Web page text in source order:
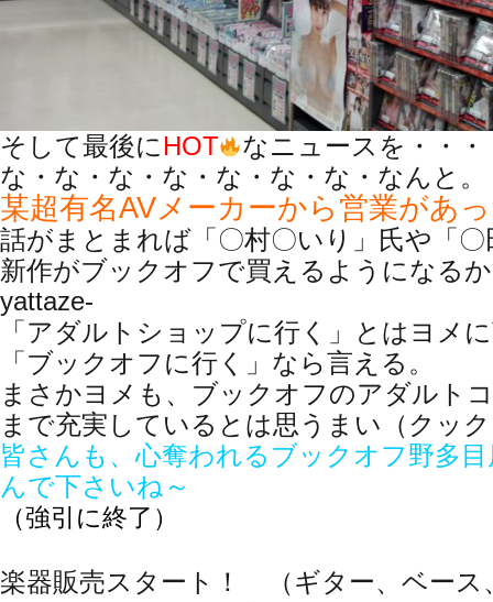
そして最後に HOT
なニュースを・・・
な・な・な・な・な・な・な・なんと。
某超有名AVメーカーから営業があ
話がまとまれば「〇村〇いり」氏や「
新作がブックオフで買えるようになる
yattaze-
「アダルトショップに行く」とはヨメ
「ブックオフに行く」なら言える。
まさかヨメも、ブックオフのアダルト
まで充実しているとは思うまい（クッ
皆さんも、心奪われるブックオフ野多
んで下さいね～
（強引に終了）
楽器販売スタート！ （ギター、ベース